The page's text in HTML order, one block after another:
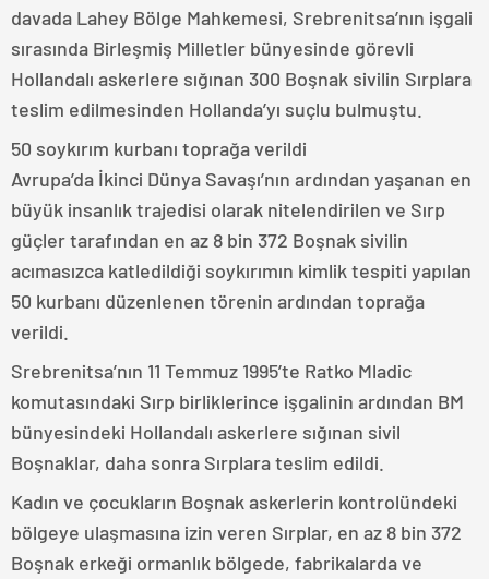
davada Lahey Bölge Mahkemesi, Srebrenitsa’nın işgali
sırasında Birleşmiş Milletler bünyesinde görevli
Hollandalı askerlere sığınan 300 Boşnak sivilin Sırplara
teslim edilmesinden Hollanda’yı suçlu bulmuştu.
50 soykırım kurbanı toprağa verildi
Avrupa’da İkinci Dünya Savaşı’nın ardından yaşanan en
büyük insanlık trajedisi olarak nitelendirilen ve Sırp
güçler tarafından en az 8 bin 372 Boşnak sivilin
acımasızca katledildiği soykırımın kimlik tespiti yapılan
50 kurbanı düzenlenen törenin ardından toprağa
verildi.
Srebrenitsa’nın 11 Temmuz 1995’te Ratko Mladic
komutasındaki Sırp birliklerince işgalinin ardından BM
bünyesindeki Hollandalı askerlere sığınan sivil
Boşnaklar, daha sonra Sırplara teslim edildi.
Kadın ve çocukların Boşnak askerlerin kontrolündeki
bölgeye ulaşmasına izin veren Sırplar, en az 8 bin 372
Boşnak erkeği ormanlık bölgede, fabrikalarda ve